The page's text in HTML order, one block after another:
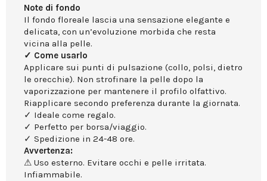
Note di fondo
Il fondo floreale lascia una sensazione elegante e
delicata, con un’evoluzione morbida che resta
vicina alla pelle.
✓ Come usarlo
Applicare sui punti di pulsazione (collo, polsi, dietro
le orecchie). Non strofinare la pelle dopo la
vaporizzazione per mantenere il profilo olfattivo.
Riapplicare secondo preferenza durante la giornata.
✓ Ideale come regalo.
✓ Perfetto per borsa/viaggio.
✓ Spedizione in 24-48 ore.
Avvertenza:
⚠ Uso esterno. Evitare occhi e pelle irritata.
Infiammabile.